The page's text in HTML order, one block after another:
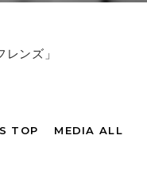
ンズ」
TOP MEDIA ALL